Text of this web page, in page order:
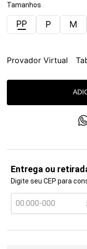
Tamanhos
PP P M
Provador Virtual
Entrega ou
Digite seu CEP para